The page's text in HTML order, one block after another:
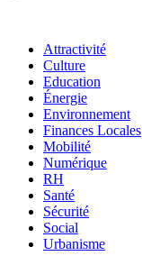
Attractivité
Culture
Education
Énergie
Environnement
Finances Locales
Mobilité
Numérique
RH
Santé
Sécurité
Social
Urbanisme